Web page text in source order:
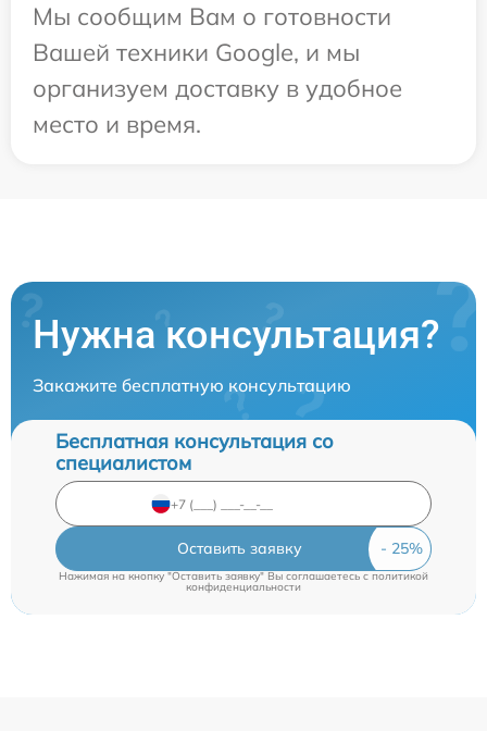
Мы сообщим Вам о готовности
Вашей техники Google, и мы
организуем доставку в удобное
место и время.
Нужна консультация?
Закажите бесплатную консультацию
Бесплатная консультация со
специалистом
Оставить заявку
Нажимая на кнопку "Оставить заявку" Вы соглашаетесь c политикой
конфиденциальности